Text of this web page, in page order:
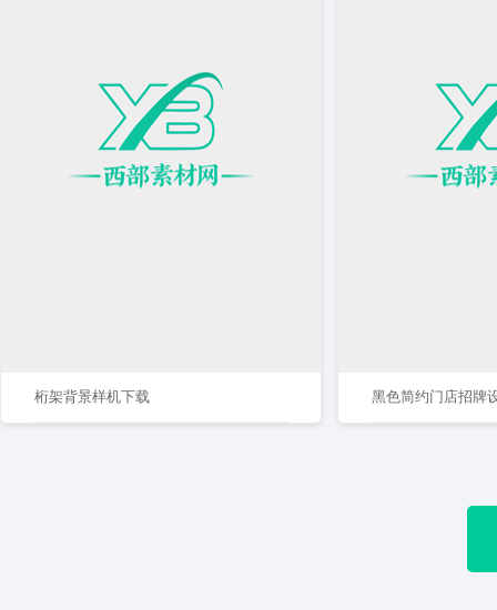
桁架背景样机下载 黑色简约门店招牌